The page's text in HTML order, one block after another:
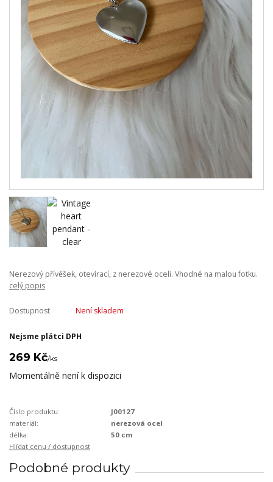
Nerezový přívěšek, otevírací, z nerezové oceli. Vhodné na malou fotku.
celý popis
Dostupnost Není skladem
Nejsme plátci DPH
269 Kč/ks
Momentálně není k dispozici
Číslo produktu:
J00127
materiál:
nerezová ocel
délka:
50 cm
Hlídat cenu / dostupnost
Podobné produkty